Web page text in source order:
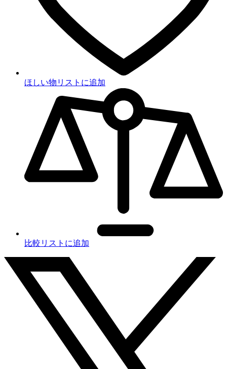
ほしい物リストに追加
比較リストに追加